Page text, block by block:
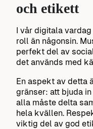
och etikett
I vår digitala
roll än någonsin.
perfekt del av
det används med
En aspekt av detta
gränser: att bjuda
alla måste delta
hela kvällen.
viktig del av god